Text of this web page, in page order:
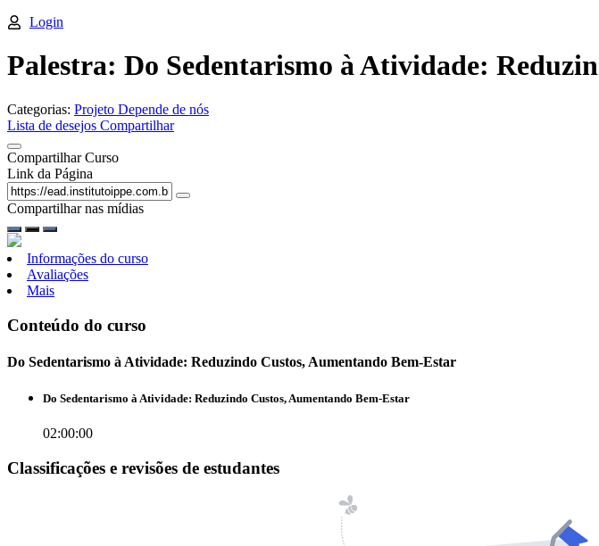
Login
Palestra: Do Sedentarismo à Atividade:
Categorias: Projeto Depende de nós
Lista de desejos Compartilhar
Compartilhar Curso
Link da Página
Compartilhar nas mídias
Informações do curso
Avaliações
Mais
Conteúdo do curso
Do Sedentarismo à Atividade: Reduzindo Custos, Aumentando Bem-Estar
Do Sedentarismo à Atividade: Reduzindo Custos, Aumentando Bem-Estar
02:00:00
Classificações e revisões de estudantes